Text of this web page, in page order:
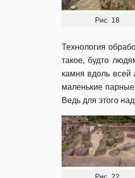
Рис. 18
Технология
такое, будто
камня вдоль всей
маленькие
Ведь для этого